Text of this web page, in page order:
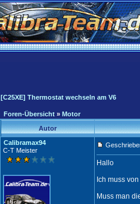
[C25XE] Thermostat wechseln am V6
Foren-Übersicht » Motor
Autor
Calibramax94
C-T Meister
Hallo
Ich muss
Muss man